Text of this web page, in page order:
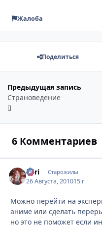
Жалоба
Поделиться
Предыдущая запись
Страноведение
6 Комментариев
Tоri Старожилы
26 Августа, 201015 г
Можно перейти на
аниме или сделать
но это не поможет если